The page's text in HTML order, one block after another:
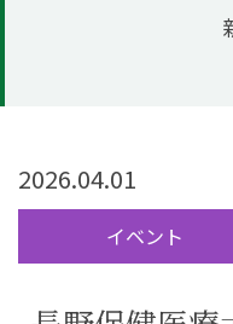
大学紹介
学校法
就職・資
図書館
2026.04.01
イベント